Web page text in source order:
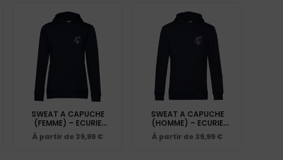
SWEAT A CAPUCHE
(FEMME) – ECURIE
THIBAUT - NAVY -
BCW34B
À partir de 39,99 €
SWEAT A CAPUCHE
(HOMME) – ECURIE
THIBAUT - NAVY -
BCU33B
À partir de 39,99 €